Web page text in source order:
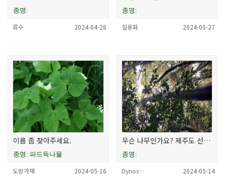
종명:
류수 2024-04-28
종명:
설용화 2024-05-27
이름 좀 찾아주세요.
종명: 파드득나물
도랑가재 2024-05-16
무슨 나무인가요? 제주도 선흥 곶자왈에서 찾았습니다.
종명:
Dynos… 2024-05-14